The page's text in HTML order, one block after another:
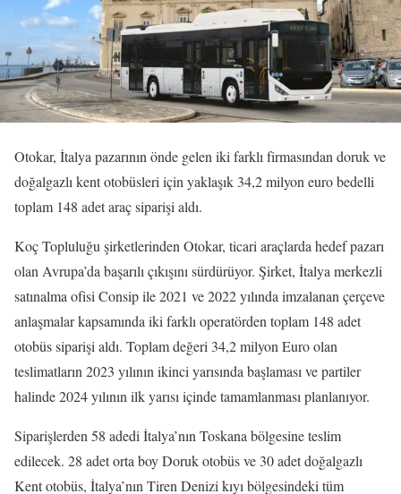
Otokar, İtalya pazarının önde gelen iki farklı firmasından doruk ve
doğalgazlı kent otobüsleri için yaklaşık 34,2 milyon euro bedelli
toplam 148 adet araç siparişi aldı.
Koç Topluluğu şirketlerinden Otokar, ticari araçlarda hedef pazarı
olan Avrupa’da başarılı çıkışını sürdürüyor. Şirket, İtalya merkezli
satınalma ofisi Consip ile 2021 ve 2022 yılında imzalanan çerçeve
anlaşmalar kapsamında iki farklı operatörden toplam 148 adet
otobüs siparişi aldı. Toplam değeri 34,2 milyon Euro olan
teslimatların 2023 yılının ikinci yarısında başlaması ve partiler
halinde 2024 yılının ilk yarısı içinde tamamlanması planlanıyor.
Siparişlerden 58 adedi İtalya’nın Toskana bölgesine teslim
edilecek. 28 adet orta boy Doruk otobüs ve 30 adet doğalgazlı
Kent otobüs, İtalya’nın Tiren Denizi kıyı bölgesindeki tüm